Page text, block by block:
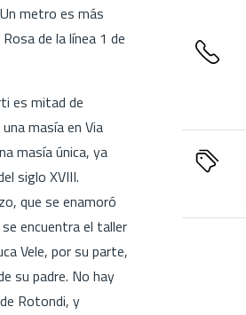
metro es más
de la línea 1 de
es mitad de
masía en Via
masía única, ya
siglo XVIII.
que se enamoró
encuentra el taller
Vele, por su parte,
su padre. No hay
Rotondi, y